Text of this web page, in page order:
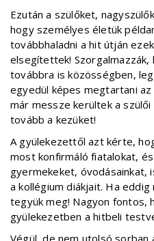
Ezután a szülőket,
hogy személyes életük
továbbhaladni a hit útján
elsegítettek! Szorgalmazzák,
továbbra is közösségben,
egyedül képes megtartani
már messze kerültek a
tovább a kezüket!
A gyülekezettől azt kérte,
most konfirmáló fiatalokat,
gyermekeket, óvodásainkat,
a kollégium diákjait. Ha
tegyük meg! Nagyon fontos,
gyülekezetben a hitbeli
Végül, de nem utolsó sorban